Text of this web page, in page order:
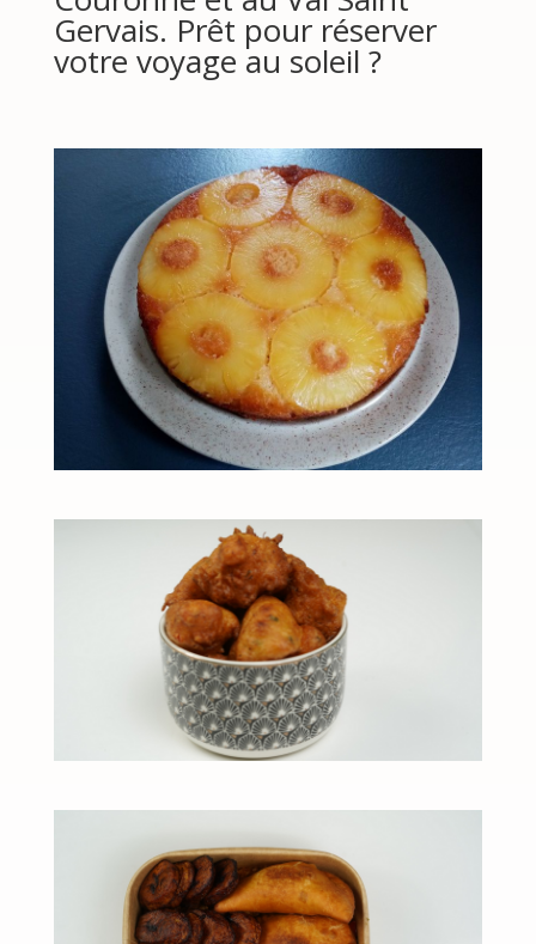
Gervais. Prêt pour réserver
votre voyage au soleil ?